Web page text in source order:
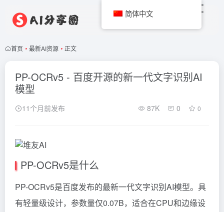
首页 • 最新AI资源 • 正文
PP-OCRv5 - 百度开源的新一代文字识别AI
模型
11个月前发布 87K 0 0
PP-OCRv5是什么
PP-OCRv5是百度发布的最新一代文字识别AI模型。具
有轻量级设计，参数量仅0.07B，适合在CPU和边缘设
简体中文